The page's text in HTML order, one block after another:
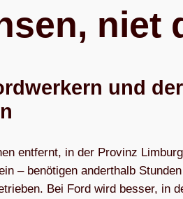
niet
und der
ent­fernt, in der Pro­vinz
– benöti­gen andert­halb
Bei Ford wird bes­ser, in